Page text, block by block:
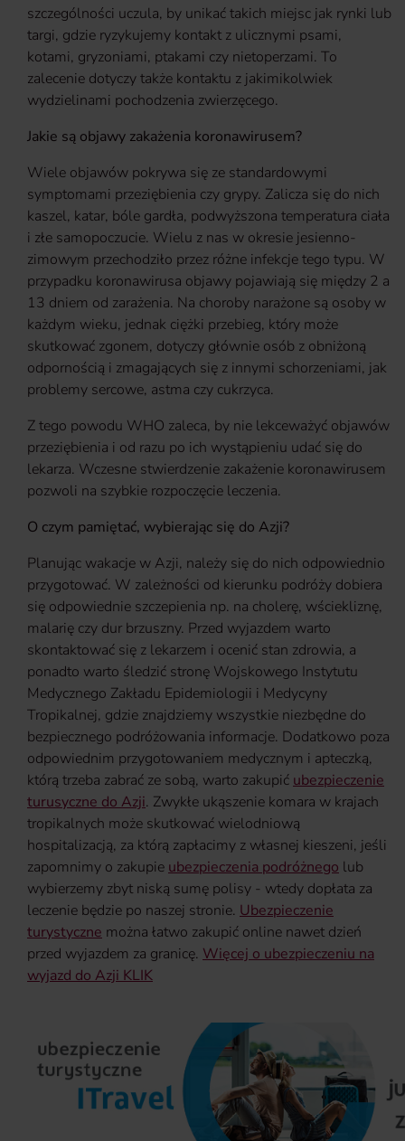
szczególności uczula, by unikać takich miejsc jak rynki lub
targi, gdzie ryzykujemy kontakt z ulicznymi psami,
kotami, gryzoniami, ptakami czy nietoperzami. To
zalecenie dotyczy także kontaktu z jakimikolwiek
wydzielinami pochodzenia zwierzęcego.
Jakie są objawy zakażenia koronawirusem?
Wiele objawów pokrywa się ze standardowymi
symptomami przeziębienia czy grypy. Zalicza się do nich
kaszel, katar, bóle gardła, podwyższona temperatura ciała
i złe samopoczucie. Wielu z nas w okresie jesienno-
zimowym przechodziło przez różne infekcje tego typu. W
przypadku koronawirusa objawy pojawiają się między 2 a
13 dniem od zarażenia. Na choroby narażone są osoby w
każdym wieku, jednak ciężki przebieg, który może
skutkować zgonem, dotyczy głównie osób z obniżoną
odpornością i zmagających się z innymi schorzeniami, jak
problemy sercowe, astma czy cukrzyca.
Z tego powodu WHO zaleca, by nie lekceważyć objawów
przeziębienia i od razu po ich wystąpieniu udać się do
lekarza. Wczesne stwierdzenie zakażenie koronawirusem
pozwoli na szybkie rozpoczęcie leczenia.
O czym pamiętać, wybierając się do Azji?
Planując wakacje w Azji, należy się do nich odpowiednio
przygotować. W zależności od kierunku podróży dobiera
się odpowiednie szczepienia np. na cholerę, wściekliznę,
malarię czy dur brzuszny. Przed wyjazdem warto
skontaktować się z lekarzem i ocenić stan zdrowia, a
ponadto warto śledzić stronę Wojskowego Instytutu
Medycznego Zakładu Epidemiologii i Medycyny
Tropikalnej, gdzie znajdziemy wszystkie niezbędne do
bezpiecznego podróżowania informacje. Dodatkowo poza
odpowiednim przygotowaniem medycznym i apteczką,
którą trzeba zabrać ze sobą, warto zakupić ubezpieczenie
turusyczne do Azji. Zwykłe ukąszenie komara w krajach
tropikalnych może skutkować wielodniową
hospitalizacją, za którą zapłacimy z własnej kieszeni, jeśli
zapomnimy o zakupie ubezpieczenia podróżnego lub
wybierzemy zbyt niską sumę polisy - wtedy dopłata za
leczenie będzie po naszej stronie. Ubezpieczenie
turystyczne można łatwo zakupić online nawet dzień
przed wyjazdem za granicę. Więcej o ubezpieczeniu na
wyjazd do Azji KLIK